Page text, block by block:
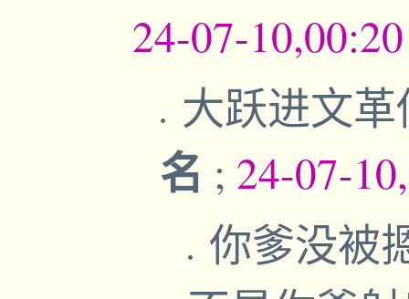
24-07-
大跃进文
名 ; 24-07-
你爹没被